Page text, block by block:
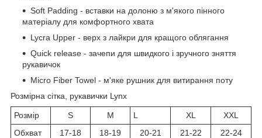
Soft Padding - вставки на долоню з м'якого пінного
матеріалу для комфортного хвата
Lycra Upper - верх з лайкри для кращого облягання
Quick release - зачепи для швидкого і зручного зняття
рукавичок
Micro Fiber Towel - м'яке рушник для витирання поту
Розмірна сітка, рукавички Lynx
Розмір S M L XL
XXL
Обхват
17-18 18-19 20-21 21-22 22-24